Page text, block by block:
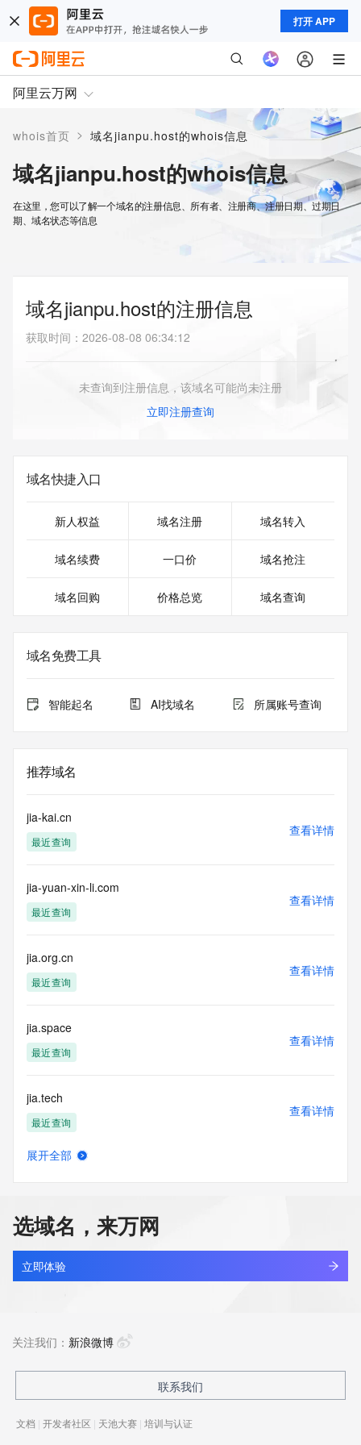
打开 APP
阿里云万网
whois首页 > 域名jianpu.host的whois信息
域名jianpu.host的whois信息
在这里，您可以了解一个域名的注册信息、所有者、注册商、注册日期、过期日
期、域名状态等信息
域名jianpu.host的注册信息
获取时间 ： 2026-08-08 06:34:12
未查询到注册信息，该域名可能尚未注册
立即注册查询
域名快捷入口
新人权益 域名注册 域名转入
域名续费 一口价 域名抢注
域名回购 价格总览 域名查询
域名免费工具
智能起名 AI找域名 所属账号查询
推荐域名
jia-kai.cn
最近查询
查看详情
jia-yuan-xin-li.com
最近查询
查看详情
jia.org.cn
最近查询
查看详情
jia.space
最近查询
查看详情
jia.tech
最近查询
查看详情
jia1.pro
最近查询
查看详情
最近查询
展开全部
选域名，来万网
立即体验
关注我们： 新浪微博
联系我们
文档 | 开发者社区 | 天池大赛 | 培训与认证